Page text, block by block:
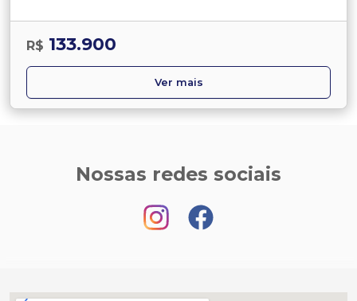
R$ 133.900
Ver mais
Nossas redes sociais